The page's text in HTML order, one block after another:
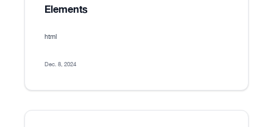
Elements
html
Dec. 8, 2024